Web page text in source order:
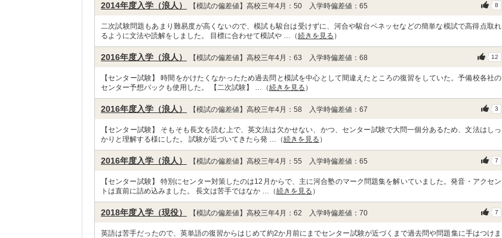
2014年度入学（浪人） 【模試の偏差値】高校三年4月：50 入学時偏差値：65 8
二次試験問題もあまり難易度が高くないので、模試も駿台は受けずに、河合や駿台ベネッセなどの簡単な模試で高得点取れ
るように文法や読解をしました。 目標に合わせて模試や …（続きを見る ）
2016年度入学（浪人） 【模試の偏差値】高校三年4月：63 入学時偏差値：68 12
【センター試験】 時間をかけたくなかったため過去問と模試を中心として間違えたところの復習をしていた。予備校各社の
センター予想パックも使用した。 【二次試験】 …（続きを見る ）
2016年度入学（浪人） 【模試の偏差値】高校三年4月：58 入学時偏差値：67 3
【センター試験】 そもそも長文を読む上で、英文法は欠かせない、かつ、センター試験で大問一個分あるため、文法はしっ
かりと理解する様にした。 試験が近づいてきたら発 …（続きを見る ）
2016年度入学（浪人） 【模試の偏差値】高校三年4月：55 入学時偏差値：65 7
【センター試験】 特別にセンター対策したのは12月からで、主に河合塾のマーク問題集を解いていました。発音・アクセン
トは直前に詰め込みました。 長文は苦手ではなか …（続きを見る ）
2018年度入学（現役） 【模試の偏差値】高校三年4月：62 入学時偏差値：70 7
英語は苦手だったので、英単語の復習からはじめて約2か月前にまでセンター試験が近づくまで過去問や問題集に手はつけま